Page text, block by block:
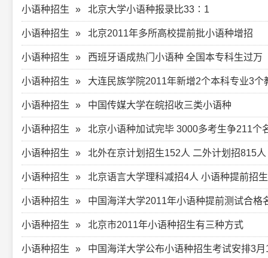
小语种招生 北京大学小语种报录比33∶1
小语种招生 北京2011年多所高校提前批小语种增招
小语种招生 西班牙语成热门小语种 全国本专科生过万
小语种招生 大连民族学院2011年新增2个本科专业3个
小语种招生 中国传媒大学在皖招收三类小语种
小语种招生 北京小语种加试完毕 3000多考生争211个
小语种招生 北外在京计划招生152人 二外计划招815人
小语种招生 北京语言大学理科减招4人 小语种提前招
小语种招生 中国海洋大学2011年小语种提前测试合格
小语种招生 北京市2011年小语种招生有三种方式
小语种招生 中国海洋大学公布小语种招生考试安排3